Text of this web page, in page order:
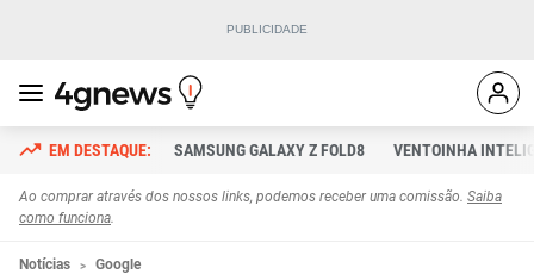
SAMSUNG GALAXY Z FOLD8 VENTOINHA
Ao comprar através dos nossos links, podemos receber uma comissão. Saiba
como funciona.
Notícias Google